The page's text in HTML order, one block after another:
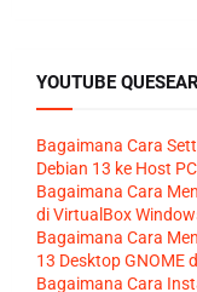
YOUTUBE
Bagaimana Cara
Debian 13 ke Host
Bagaimana Cara
di VirtualBox
Bagaimana Cara
13 Desktop GNOME
Bagaimana Cara